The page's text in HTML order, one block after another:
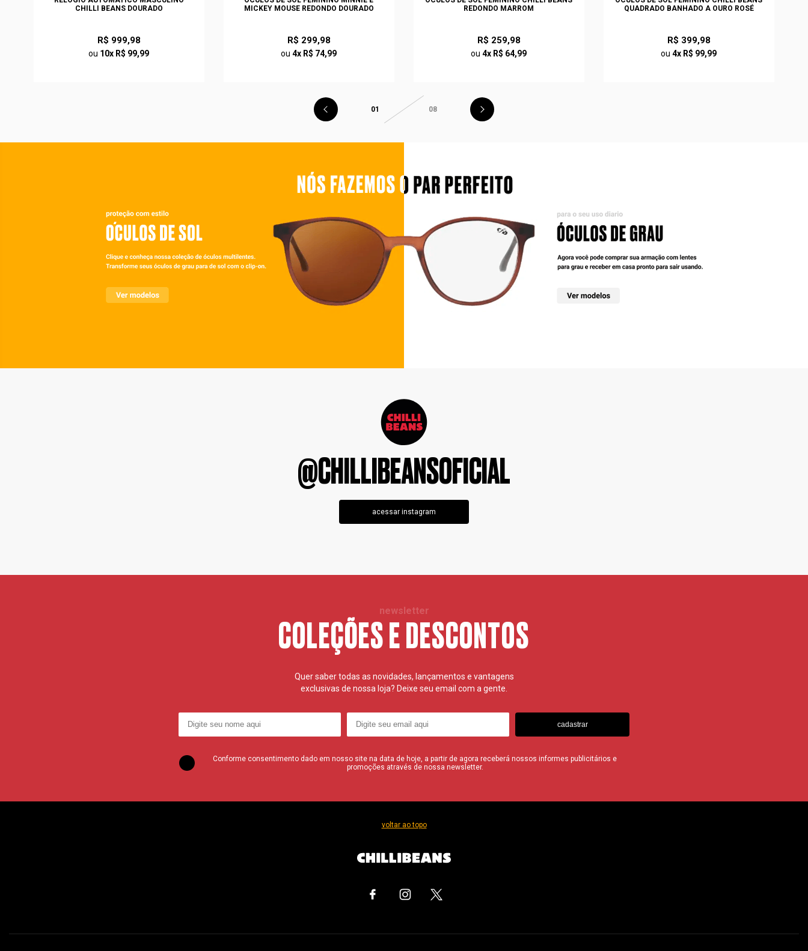
CHILLI BEANS DOURADO
R$ 999,98
ou 10x R$ 99,99
MICKEY MOUSE REDONDO DOURADO
R$ 299,98
ou4x R$ 74,99
REDONDO MARROM
R$ 259,98
ou4x R$ 64,99
QUADRADO BANHADO A OURO ROSÉ
R$ 399,98
ou4x R$ 99,99
01 08
@CHILLIBEANSOFICIAL
acessar instagram
newsletter
COLEÇÕES E DESCONTOS
Quer saber todas as novidades, lançamentos e vantagens
exclusivas de nossa loja? Deixe seu email com a gente.
cadastrar
Conforme consentimento dado em nosso site na data de hoje, a partir de agora receberá nossos informes publicitários e
promoções através de nossa newsletter.
voltar ao topo